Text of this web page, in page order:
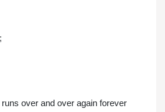
over and over again forever